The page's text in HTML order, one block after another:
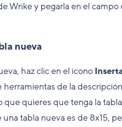
Wrike y pegarla en el campo
nueva
haz clic en el icono
herramientas de la
que quieres que tenga la
tabla nueva es de 8x15,